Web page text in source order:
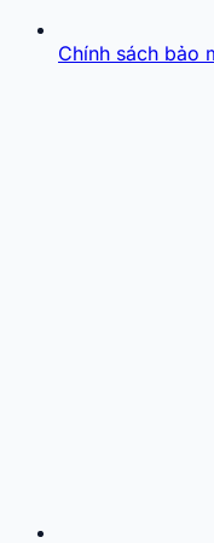
Chính sách bảo